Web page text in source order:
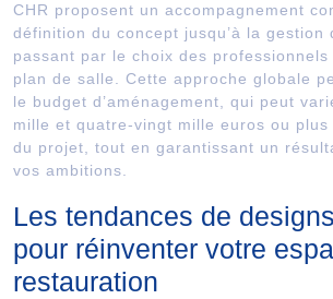
CHR proposent un accompagnement
définition du concept jusqu’à la gestion
passant par le choix des
plan de salle. Cette approche globale
le budget d’aménagement, qui peut
mille et quatre-vingt mille euros ou plus
du projet, tout en garantissant un
vos ambitions.
Les tendances de
pour réinventer votre
restauration